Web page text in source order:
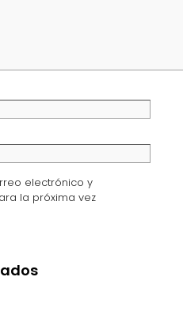
electrónico y
la próxima vez